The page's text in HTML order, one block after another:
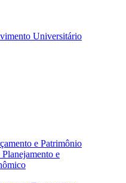
Universitário
e Patrimônio
e